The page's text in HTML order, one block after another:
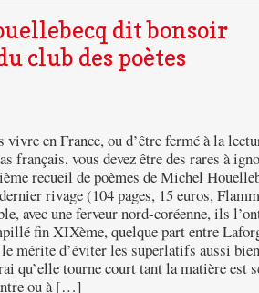
dit bonsoir
club des poètes
vivre en France, ou d’être fermé à la
français, vous devez être des rares à
recueil de poèmes de Michel
rivage (104 pages, 15 euros,
avec une ferveur nord-coréenne, ils
fin XIXème, quelque part entre
mérite d’éviter les superlatifs aussi
qu’elle tourne court tant la matière est
ou à […]